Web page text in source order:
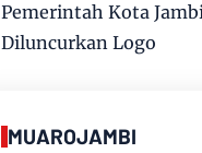
Pemerintah Kota
Diluncurkan Logo
MUAROJAMBI